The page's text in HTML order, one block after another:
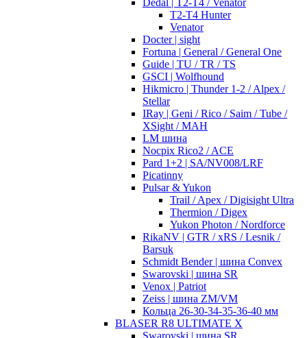
Dedal | T2-T4 / Venator
T2-T4 Hunter
Venator
Docter | sight
Fortuna | General / General One
Guide | TU / TR / TS
GSCI | Wolfhound
Hikmicro | Thunder 1-2 / Alpex /
Stellar
IRay | Geni / Rico / Saim / Tube /
XSight / MAH
LM шина
Nocpix Rico2 / ACE
Pard 1+2 | SA/NV008/LRF
Picatinny
Pulsar & Yukon
Trail / Apex / Digisight Ultra
Thermion / Digex
Yukon Photon / Nordforce
RikaNV | GTR / xRS / Lesnik /
Barsuk
Schmidt Bender | шина Convex
Swarovski | шина SR
Venox | Patriot
Zeiss | шина ZM/VM
Кольца 26-30-34-35-36-40 мм
BLASER R8 ULTIMATE X
Swarovski | шина SR